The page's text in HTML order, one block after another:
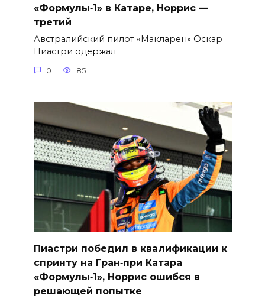
«Формулы‑1» в Катаре, Норрис —
третий
Австралийский пилот «Макларен» Оскар
Пиастри одержал
0 85
Пиастри победил в квалификации к
спринту на Гран‑при Катара
«Формулы‑1», Норрис ошибся в
решающей попытке